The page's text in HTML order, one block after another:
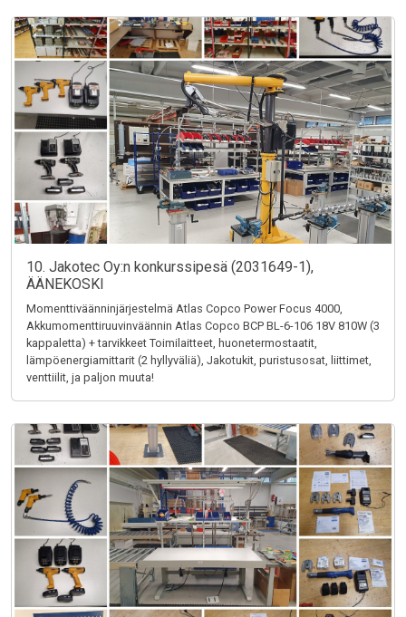
10. Jakotec Oy:n konkurssipesä (2031649-1),
ÄÄNEKOSKI
Momenttiväänninjärjestelmä Atlas Copco Power Focus 4000,
Akkumomenttiruuvinväännin Atlas Copco BCP BL-6-106 18V 810W (3
kappaletta) + tarvikkeet Toimilaitteet, huonetermostaatit,
lämpöenergiamittarit (2 hyllyväliä), Jakotukit, puristusosat, liittimet,
venttiilit, ja paljon muuta!